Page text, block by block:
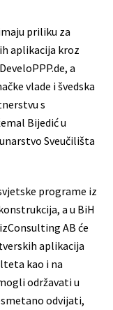
priliku za
aplikacija kroz
a
vlade i švedska
s
Bijedić u
Sveučilišta
programe iz
a u BiH
AB će
aplikacija
kao i na
održavati u
odvijati,